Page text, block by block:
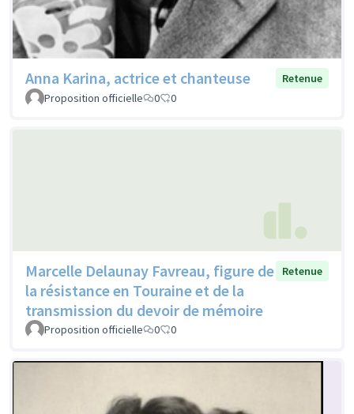
Anna Karina, actrice et chanteuse
Retenue
Proposition officielle
0 0
Marcelle Delaunay Favreau, figure de
la résistance en Touraine et de la
transmission du devoir de mémoire
Retenue
Proposition officielle 0 0